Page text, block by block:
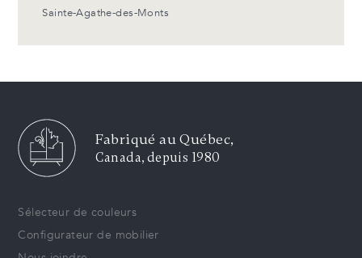
Sainte-Agathe-des-Monts
Fabriqué au Québec,
Canada, depuis 1980
Sélecteur de couleurs
Configurateur de mobilier